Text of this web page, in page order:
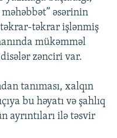
məhəbbət” əsərinin
təkrar işlənmiş
mükəmməl
zənciri var.
tanıması, xalqın
bu həyatı və şahlıq
ayrıntıları ilə təsvir